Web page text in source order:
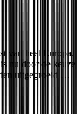
van heel Europa.
nu door de keuze
uitgegroeid …